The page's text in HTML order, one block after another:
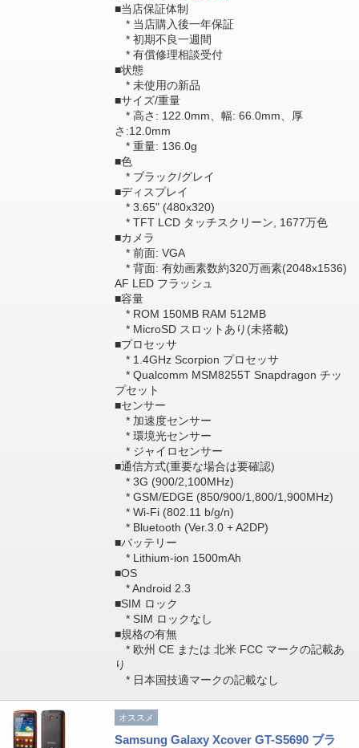
■当店保証体制
* 当店購入後一年保証
* 初期不良一週間
* 有償修理相談受付
■状態
* 未使用の新品
■サイズ/重量
* 高さ: 122.0mm、幅: 66.0mm、厚
さ:12.0mm
* 重量: 136.0g
■色
* ブラック/グレイ
■ディスプレイ
* 3.65" (480x320)
* TFT LCD タッチスクリーン, 1677万色
■カメラ
* 前面: VGA
* 背面: 有効画素数約320万画素(2048x1536)
AF LED フラッシュ
■容量
* ROM 150MB RAM 512MB
* MicroSD スロットあり(未搭載)
■プロセッサ
* 1.4GHz Scorpion プロセッサ
* Qualcomm MSM8255T Snapdragon チッ
プセット
■センサー
* 加速度センサー
* 環境光センサー
* ジャイロセンサー
■通信方式(重要な場合は要確認)
* 3G (900/2,100MHz)
* GSM/EDGE (850/900/1,800/1,900MHz)
* Wi-Fi (802.11 b/g/n)
* Bluetooth (Ver.3.0 + A2DP)
■バッテリー
* Lithium-ion 1500mAh
■OS
* Android 2.3
■SIM ロック
* SIM ロックなし
■規格の有無
* 欧州 CE または 北米 FCC マークの記載あ
り
* 日本国技適マークの記載なし
オススメ
Samsung Galaxy Xcover GT-S5690 ブラ